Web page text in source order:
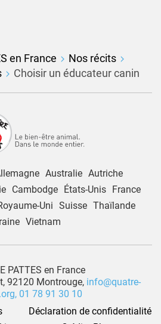
en France
Nos récits
Choisir un éducateur canin
Australie Autriche
Cambodge États-Unis
France
Uni Suisse Thaïlande
Vietnam
PATTES en France
92120 Montrouge, info@quatre-
01 78 91 30 10
Déclaration de confidentialité